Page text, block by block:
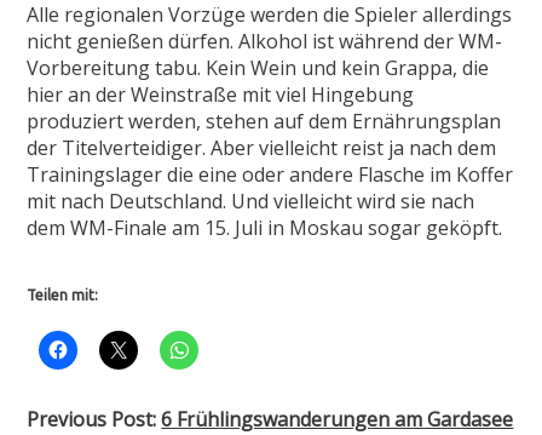
Alle regionalen Vorzüge werden die Spieler allerdings
nicht genießen dürfen. Alkohol ist während der WM-
Vorbereitung tabu. Kein Wein und kein Grappa, die
hier an der Weinstraße mit viel Hingebung
produziert werden, stehen auf dem Ernährungsplan
der Titelverteidiger. Aber vielleicht reist ja nach dem
Trainingslager die eine oder andere Flasche im Koffer
mit nach Deutschland. Und vielleicht wird sie nach
dem WM-Finale am 15. Juli in Moskau sogar geköpft.
Teilen mit:
Previous Post:6 Frühlingswanderungen am Gardasee